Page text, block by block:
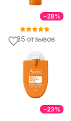
−28%
35отзывов
−23%